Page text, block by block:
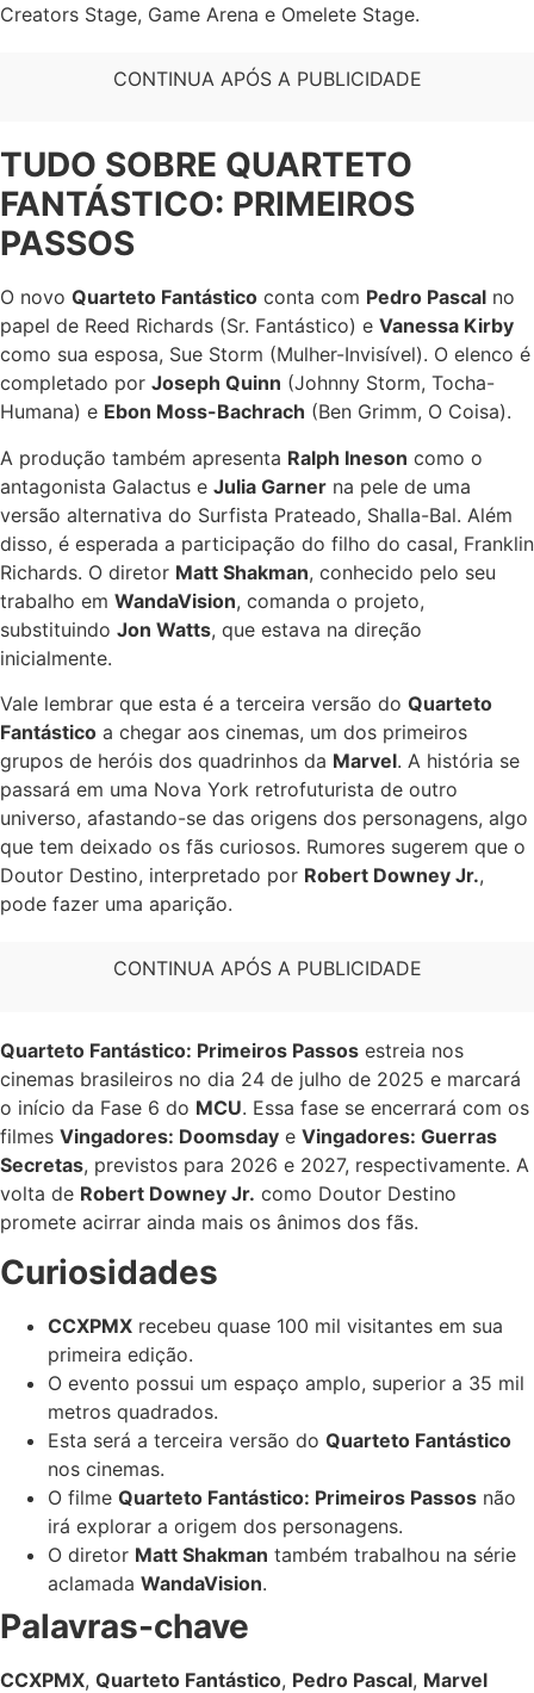
Creators Stage, Game Arena e Omelete Stage.
CONTINUA APÓS A PUBLICIDADE
TUDO SOBRE QUARTETO
FANTÁSTICO: PRIMEIROS
PASSOS
O novo Quarteto Fantástico conta com Pedro Pascal no
papel de Reed Richards (Sr. Fantástico) e Vanessa Kirby
como sua esposa, Sue Storm (Mulher-Invisível). O elenco é
completado por Joseph Quinn (Johnny Storm, Tocha-
Humana) e Ebon Moss-Bachrach (Ben Grimm, O Coisa).
A produção também apresenta Ralph Ineson como o
antagonista Galactus e Julia Garner na pele de uma
versão alternativa do Surfista Prateado, Shalla-Bal. Além
disso, é esperada a participação do filho do casal, Franklin
Richards. O diretor Matt Shakman, conhecido pelo seu
trabalho em WandaVision, comanda o projeto,
substituindo Jon Watts, que estava na direção
inicialmente.
Vale lembrar que esta é a terceira versão do Quarteto
Fantástico a chegar aos cinemas, um dos primeiros
grupos de heróis dos quadrinhos da Marvel. A história se
passará em uma Nova York retrofuturista de outro
universo, afastando-se das origens dos personagens, algo
que tem deixado os fãs curiosos. Rumores sugerem que o
Doutor Destino, interpretado por Robert Downey Jr.,
pode fazer uma aparição.
CONTINUA APÓS A PUBLICIDADE
Quarteto Fantástico: Primeiros Passos estreia nos
cinemas brasileiros no dia 24 de julho de 2025 e marcará
o início da Fase 6 do MCU. Essa fase se encerrará com os
filmes Vingadores: Doomsday e Vingadores: Guerras
Secretas, previstos para 2026 e 2027, respectivamente. A
volta de Robert Downey Jr. como Doutor Destino
promete acirrar ainda mais os ânimos dos fãs.
Curiosidades
CCXPMX recebeu quase 100 mil visitantes em sua
primeira edição.
O evento possui um espaço amplo, superior a 35 mil
metros quadrados.
Esta será a terceira versão do Quarteto Fantástico
nos cinemas.
O filme Quarteto Fantástico: Primeiros Passos não
irá explorar a origem dos personagens.
O diretor Matt Shakman também trabalhou na série
aclamada WandaVision.
Palavras-chave
CCXPMX, Quarteto Fantástico, Pedro Pascal, Marvel